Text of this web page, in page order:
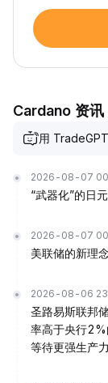
Cardano 资讯
用
2026-08-07
“武器化”的日
2026-08-07
美联储的新理
2026-08-06
圣路易斯联邦
率高于央行2%
等待更强生产